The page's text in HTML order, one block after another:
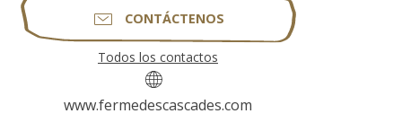
CONTÁCTENOS
Todos los contactos
www.fermedescascades.com